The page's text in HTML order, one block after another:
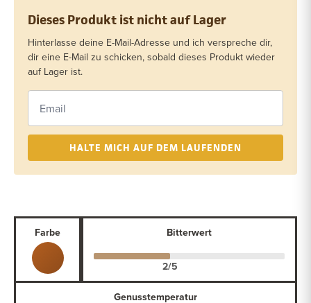
Dieses Produkt ist nicht auf Lager
Hinterlasse deine E-Mail-Adresse und ich verspreche dir,
dir eine E-Mail zu schicken, sobald dieses Produkt wieder
auf Lager ist.
HALTE MICH AUF DEM LAUFENDEN
Farbe Bitterwert
Genusstemperatur